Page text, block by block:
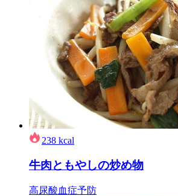
238 kcal
牛肉ともやしの炒め物
高尿酸血症予防